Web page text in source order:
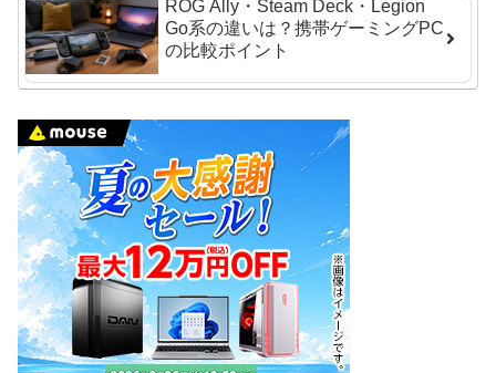
ROG Ally・Steam Deck・Legion
Go系の違いは？携帯ゲーミングPC
の比較ポイント